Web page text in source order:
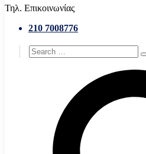
Τηλ. Επικοινωνίας
210 7008776